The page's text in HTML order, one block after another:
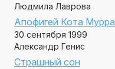
Людмила Лаврова
Апофигей Кота Мурра
30 сентября 1999
Александр Генис
Страшный сон